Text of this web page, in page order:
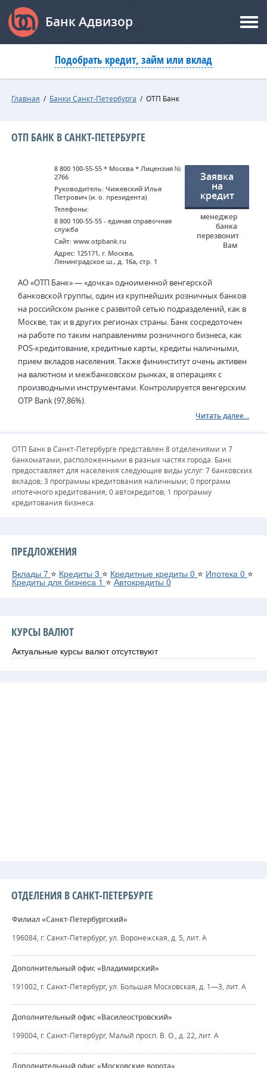
Банк Адвизор
Подобрать кредит, займ или вклад
Главная / Банки Санкт-Петербурга / ОТП Банк
ОТП БАНК В САНКТ-ПЕТЕРБУРГЕ
8 800 100-55-55 * Москва * Лицензия №
2766
Руководитель: Чижевский Илья
Петрович (и. о. президента)
Телефоны:
8 800 100-55-55 - единая справочная
служба
Сайт: www.otpbank.ru
Адрес: 125171, г. Москва,
Ленинградское ш., д. 16а, стр. 1
Заявка
на
кредит
менеджер
банка
перезвонит
Вам
АО «ОТП Банк» — «дочка» одноименной венгерской
банковской группы, один из крупнейших розничных банков
на российском рынке с развитой сетью подразделений, как в
Москве, так и в других регионах страны. Банк сосредоточен
на работе по таким направлениям розничного бизнеса, как
POS-кредитование, кредитные карты, кредиты наличными,
прием вкладов населения. Также фининститут очень активен
на валютном и межбанковском рынках, в операциях с
производными инструментами. Контролируется венгерским
OTP Bank (97,86%).
Читать далее...
ОТП Банк в Санкт-Петербурге представлен 8 отделениями и 7
банкоматами, расположенными в разных частях города. Банк
предоставляет для населения следующие виды услуг: 7 банковских
вкладов; 3 программы кредитования наличными; 0 программ
ипотечного кредитования; 0 автокредитов; 1 программу
кредитования бизнеса.
ПРЕДЛОЖЕНИЯ
Вклады 7 ⭐ Кредиты 3 ⭐ Кредитные кредиты 0 ⭐ Ипотека 0 ⭐
Кредиты для бизнеса 1 ⭐Автокредиты 0
КУРСЫ ВАЛЮТ
Актуальные курсы валют отсутствуют
ОТДЕЛЕНИЯ В САНКТ-ПЕТЕРБУРГЕ
Филиал «Санкт-Петербургский»
196084, г. Санкт-Петербург, ул. Воронежская, д. 5, лит. А
Дополнительный офис «Владимирский»
191002, г. Санкт-Петербург, ул. Большая Московская, д. 1—3, лит. А
Дополнительный офис «Василеостровский»
199004, г. Санкт-Петербург, Малый просп. В. О., д. 22, лит. А
Дополнительный офис «Московские ворота»